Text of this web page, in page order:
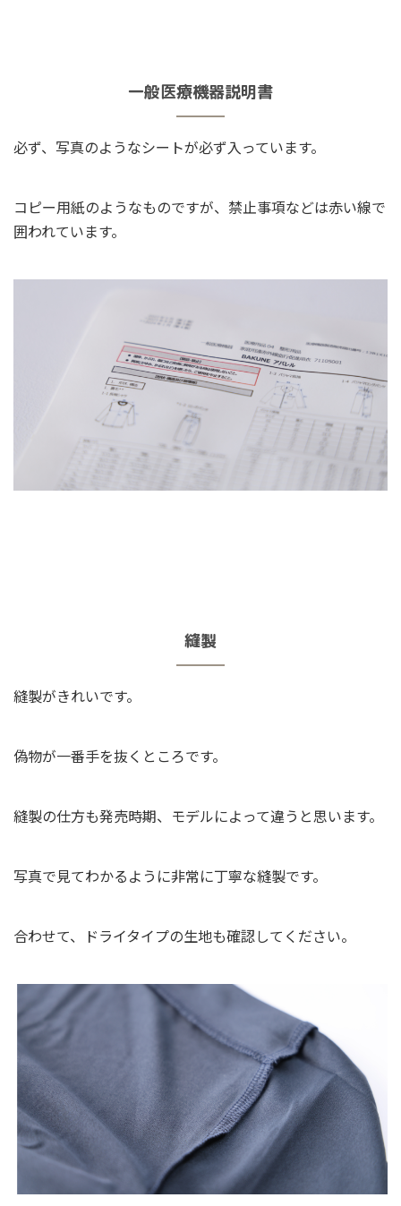
一般医療機器説明書
必ず、写真のようなシートが必ず入っています。
コピー用紙のようなものですが、禁止事項などは赤い線で
囲われています。
縫製
縫製がきれいです。
偽物が一番手を抜くところです。
縫製の仕方も発売時期、モデルによって違うと思います。
写真で見てわかるように非常に丁寧な縫製です。
合わせて、ドライタイプの生地も確認してください。